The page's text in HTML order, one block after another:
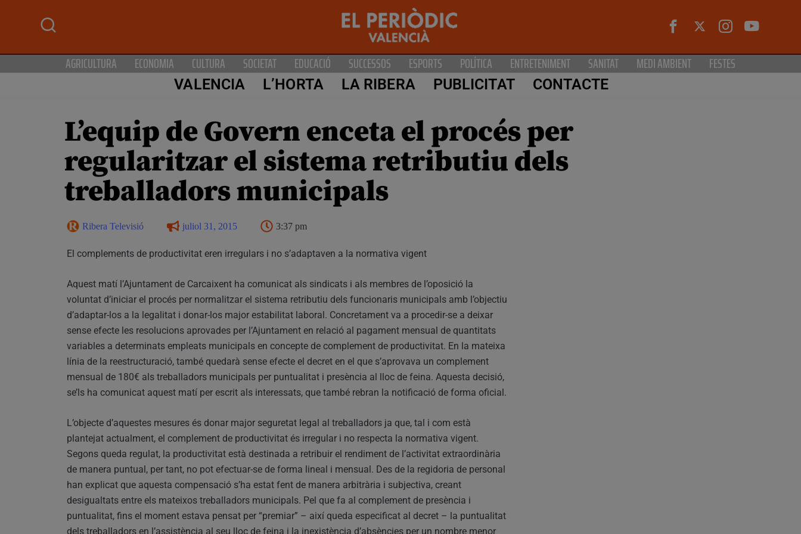
AGRICULTURA ECONOMIA CULTURA SOCIETAT EDUCACIÓ SUCCESSOS ESPORTS POLÍTICA ENTRETENIMENT SANITAT MEDI AMBIENT FESTES
VALENCIA L’HORTA LA RIBERA PUBLICITAT CONTACTE
L’equip de Govern enceta el procés per
regularitzar el sistema retributiu dels
treballadors municipals
Ribera Televisió juliol 31, 2015 3:37 pm
El complements de productivitat eren irregulars i no s’adaptaven a la normativa vigent
Aquest matí l’Ajuntament de Carcaixent ha comunicat als sindicats i als membres de l’oposició la
voluntat d’iniciar el procés per normalitzar el sistema retributiu dels funcionaris municipals amb l’objectiu
d’adaptar-los a la legalitat i donar-los major estabilitat laboral. Concretament va a procedir-se a deixar
sense efecte les resolucions aprovades per l’Ajuntament en relació al pagament mensual de quantitats
variables a determinats empleats municipals en concepte de complement de productivitat. En la mateixa
línia de la reestructuració, també quedarà sense efecte el decret en el que s’aprovava un complement
mensual de 180€ als treballadors municipals per puntualitat i presència al lloc de feina. Aquesta decisió,
se’ls ha comunicat aquest matí per escrit als interessats, que també rebran la notificació de forma oficial.
L’objecte d’aquestes mesures és donar major seguretat legal al treballadors ja que, tal i com està
plantejat actualment, el complement de productivitat és irregular i no respecta la normativa vigent.
Segons queda regulat, la productivitat està destinada a retribuir el rendiment de l’activitat extraordinària
de manera puntual, per tant, no pot efectuar-se de forma lineal i mensual. Des de la regidoria de personal
han explicat que aquesta compensació s’ha estat fent de manera arbitrària i subjectiva, creant
desigualtats entre els mateixos treballadors municipals. Pel que fa al complement de presència i
puntualitat, fins el moment estava pensat per “premiar” – així queda especificat al decret – la puntualitat
dels treballadors en l’assistència al seu lloc de feina i la inexistència d’absències per un nombre menor